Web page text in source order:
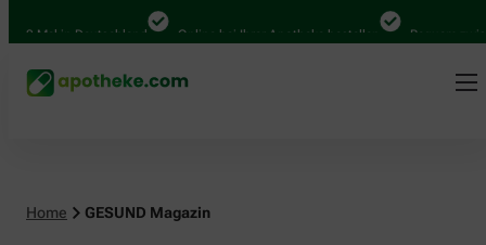
Mal in Deutschland Online bei Ihrer Apotheke bestellen Bequem
Home GESUND Magazin